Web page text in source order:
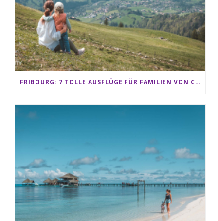
FRIBOURG: 7 TOLLE AUSFLÜGE FÜR FAMILIEN VON CHARMEY BIS LES PACCOTS